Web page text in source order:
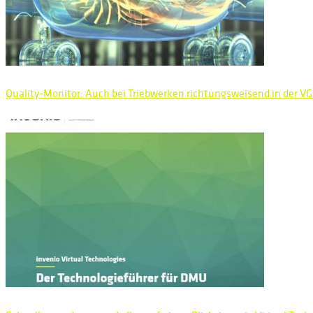
Quality-Monitor: Auch bei Triebwerken richtungsweisend in der